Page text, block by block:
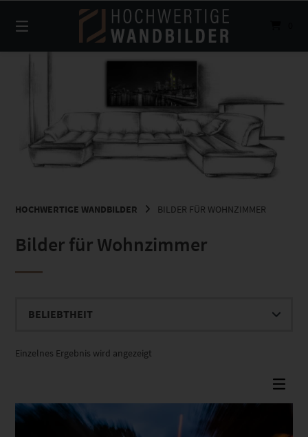
zum
Inhalt
HOCHWERTIGE WANDBILDER BILDER FÜR WOHNZIMMER
Bilder für Wohnzimmer
Einzelnes Ergebnis wird angezeigt
Dieses Produkt weist mehrere Varianten auf. Die Optionen können auf der Produktseite gewählt werden